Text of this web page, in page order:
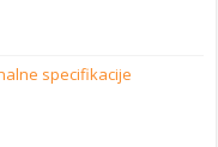
specifikacije